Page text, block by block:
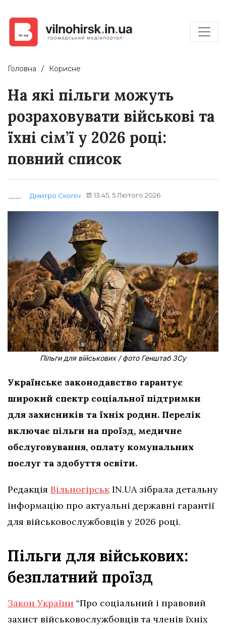
Головна Корисне
На які пільги можуть
розраховувати військові та
їхні сім’ї у 2026 році:
повний список
Дмитро Скопіч 13:45, 5 Лютого 2026
Пільги для військових / фото Генштаб ЗСу
Українське законодавство гарантує
широкий спектр соціальної підтримки
для захисників та їхніх родин. Перелік
включає пільги на проїзд, медичне
обслуговування, оплату комунальних
послуг та здобуття освіти.
Редакція ВільногірськIN.UA зібрала детальну
інформацію про актуальні державні гарантії
для військовослужбовців у 2026 році.
Пільги для військових:
безплатний проїзд
Закон України “Про соціальний і правовий
захист військовослужбовців та членів їхніх